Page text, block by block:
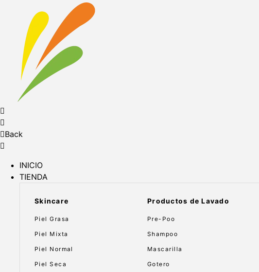
Back
INICIO
TIENDA
Skincare
Piel Grasa
Piel Mixta
Piel Normal
Piel Seca
Productos de Lavado
Pre-Poo
Shampoo
Mascarilla
Gotero